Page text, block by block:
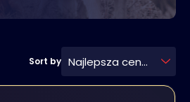
Sort by Najlepsza cena